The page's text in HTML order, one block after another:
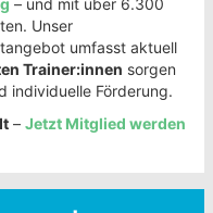
– und mit über 6.300
Unser
umfasst aktuell
Trainer:innen sorgen
individuelle Förderung.
– Jetzt Mitglied werden